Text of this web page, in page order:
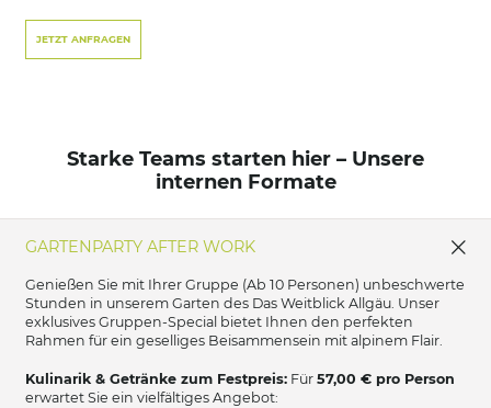
JETZT ANFRAGEN
Starke Teams starten hier – Unsere
internen Formate
GARTENPARTY AFTER WORK
Genießen Sie mit Ihrer Gruppe (Ab 10 Personen) unbeschwerte
Stunden in unserem Garten des Das Weitblick Allgäu. Unser
exklusives Gruppen-Special bietet Ihnen den perfekten
Rahmen für ein geselliges Beisammensein mit alpinem Flair.
Kulinarik & Getränke zum Festpreis:Für 57,00 € pro Person
erwartet Sie ein vielfältiges Angebot: